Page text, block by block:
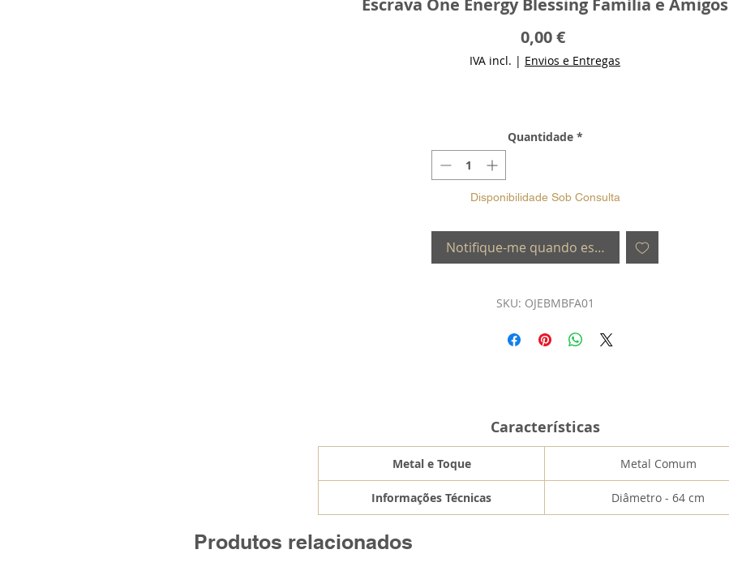
0,00 €Preço
IVA incl. | Envios e Entregas
Quantidade *
Disponibilidade Sob Consulta
Notifique-me quando estiver disponível
SKU: OJEBMBFA01
Características
Metal e Toque Metal Comum
Informações Técnicas Diâmetro - 64 cm
Produtos relacionados